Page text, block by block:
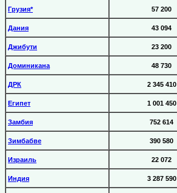
Грузия* 57 200
Дания 43 094
Джибути 23 200
Доминикана 48 730
ДРК 2 345 410
Египет 1 001 450
Замбия 752 614
Зимбабве 390 580
Израиль 22 072
Индия 3 287 590